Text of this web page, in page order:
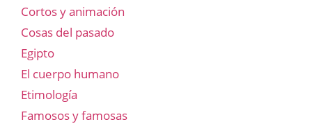
Cortos y animación
Cosas del pasado
Egipto
El cuerpo humano
Etimología
Famosos y famosas